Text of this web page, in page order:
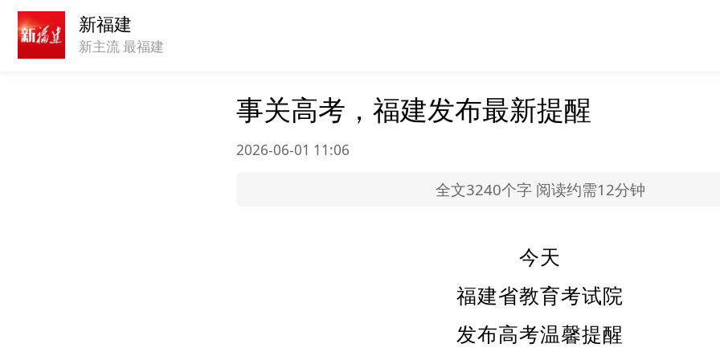
新福建
新主流 最福建
事关高考，福建发布最新提醒
2026-06-01 11:06
全文3240个字 阅读约需12分钟
今天
福建省教育考试院
发布高考温馨提醒